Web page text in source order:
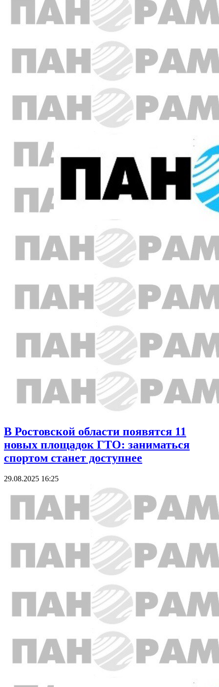
В Ростовской области появятся 11
новых площадок ГТО: заниматься
спортом станет доступнее
29.08.2025 16:25